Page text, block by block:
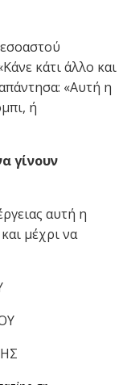
κάτι άλλο και
«Αυτή η
ή
γίνουν
αυτή η
μέχρι να